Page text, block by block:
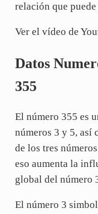
relación que
Ver el vídeo de
Datos
355
El número 355 es
números 3 y 5, así
de los tres
eso aumenta la
global del número
El número 3